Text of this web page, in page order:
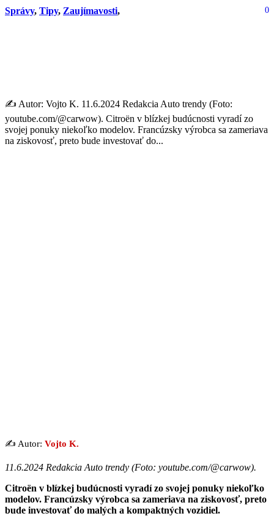
Správy, Tipy, Zaujímavosti, 0
✍️ Autor: Vojto K. 11.6.2024 Redakcia Auto trendy (Foto:
youtube.com/@carwow). Citroën v blízkej budúcnosti vyradí zo
svojej ponuky niekoľko modelov. Francúzsky výrobca sa zameriava
na ziskovosť, preto bude investovať do...
✍️ Autor: Vojto K.
11.6.2024 Redakcia Auto trendy (Foto: youtube.com/@carwow).
Citroën v blízkej budúcnosti vyradí zo svojej ponuky niekoľko
modelov. Francúzsky výrobca sa zameriava na ziskovosť, preto
bude investovať do malých a kompaktných vozidiel.